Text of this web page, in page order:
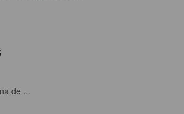
de ...